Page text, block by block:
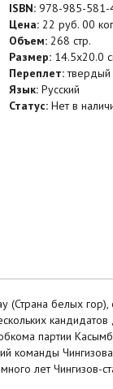
ISBN: 978-985-581-
Цена: 22 руб. 00
Объем: 268 стр.
Размер: 14.5x20.0
Переплет:твердый
Язык: Русский
Статус: Нет в
(Страна белых
партии
команды
лет